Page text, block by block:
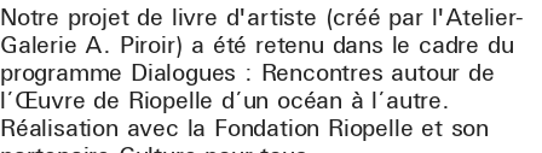
Notre projet de livre d'artiste (créé par l'Atelier-
Galerie A. Piroir) a été retenu dans le cadre du
programme Dialogues : Rencontres autour de
l’Œuvre de Riopelle d’un océan à l’autre.
Réalisation avec la Fondation Riopelle et son